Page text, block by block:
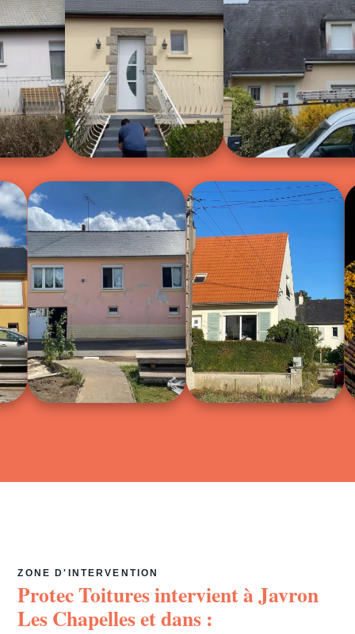
ZONE D'INTERVENTION
Protec Toitures intervient àJavron
Les Chapelleset dans :